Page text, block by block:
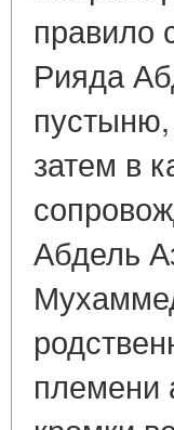
правило
Рияда
затем в
Абдель
племени